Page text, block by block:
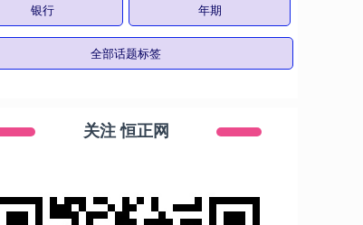
银行 年期
全部话题标签
关注 恒正网